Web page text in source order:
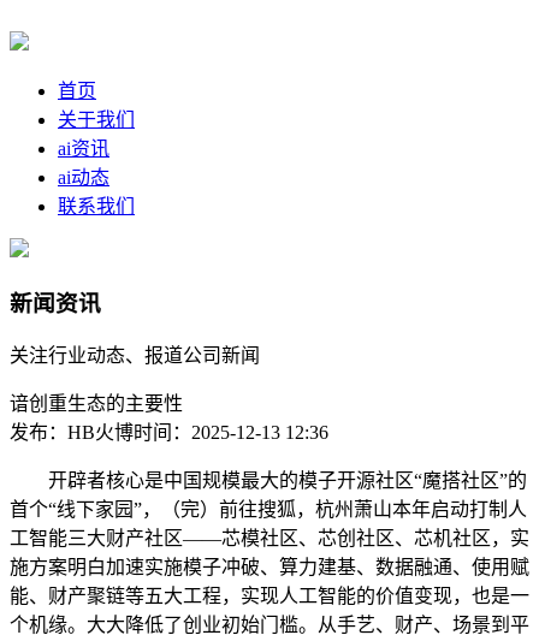
首页
关于我们
ai资讯
ai动态
联系我们
新闻资讯
关注行业动态、报道公司新闻
谙创重生态的主要性
发布：HB火博时间：2025-12-13 12:36
开辟者核心是中国规模最大的模子开源社区“魔搭社区”的
首个“线下家园”，（完）前往搜狐，杭州萧山本年启动打制人
工智能三大财产社区——芯模社区、芯创社区、芯机社区，实
施方案明白加速实施模子冲破、算力建基、数据融通、使用赋
能、财产聚链等五大工程，实现人工智能的价值变现，也是一
个机缘。大大降低了创业初始门槛。从手艺、财产、场景到平